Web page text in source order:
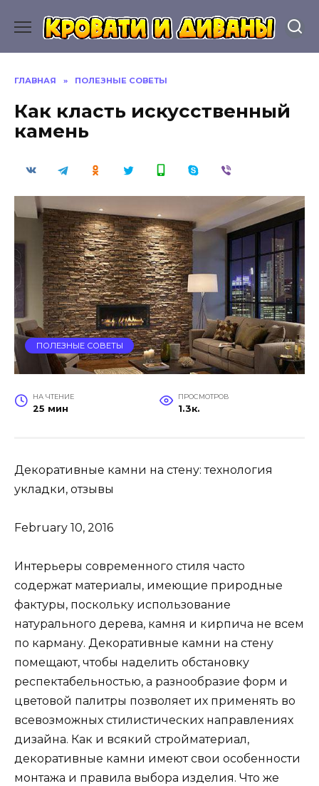
содержанию
ГЛАВНАЯ » ПОЛЕЗНЫЕ СОВЕТЫ
Как класть искусственный
камень
ПОЛЕЗНЫЕ СОВЕТЫ
НА ЧТЕНИЕ
25 мин
ПРОСМОТРОВ
1.3к.
Декоративные камни на стену: технология
укладки, отзывы
February 10, 2016
Интерьеры современного стиля часто
содержат материалы, имеющие природные
фактуры, поскольку использование
натурального дерева, камня и кирпича не всем
по карману. Декоративные камни на стену
помещают, чтобы наделить обстановку
респектабельностью, а разнообразие форм и
цветовой палитры позволяет их применять во
всевозможных стилистических направлениях
дизайна. Как и всякий стройматериал,
декоративные камни имеют свои особенности
монтажа и правила выбора изделия. Что же